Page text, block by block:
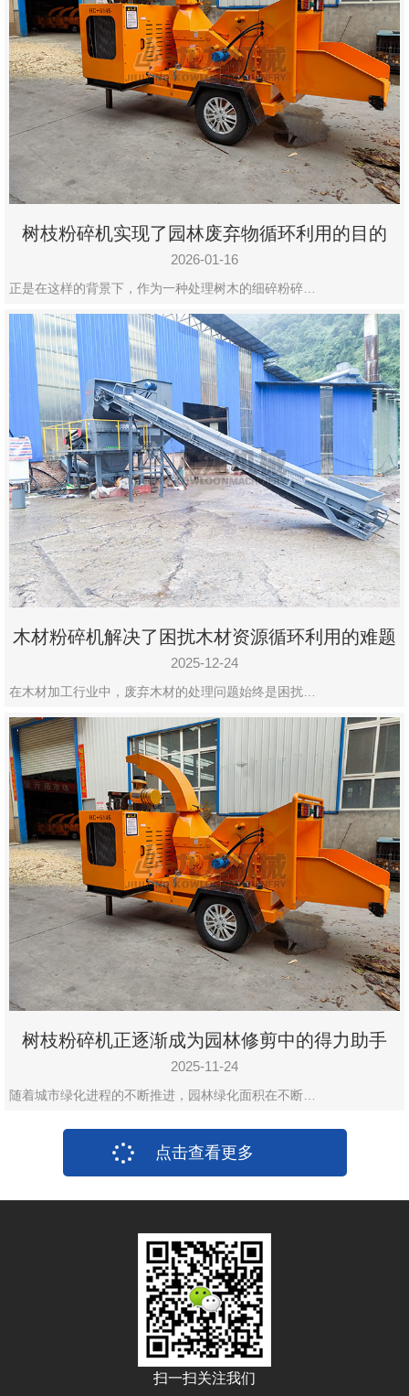
树枝粉碎机实现了园林废弃物循环利用的目的
2026-01-16
正是在这样的背景下，作为一种处理树木的细碎粉碎…
木材粉碎机解决了困扰木材资源循环利用的难题
2025-12-24
在木材加工行业中，废弃木材的处理问题始终是困扰…
树枝粉碎机正逐渐成为园林修剪中的得力助手
2025-11-24
随着城市绿化进程的不断推进，园林绿化面积在不断…
点击查看更多
扫一扫关注我们